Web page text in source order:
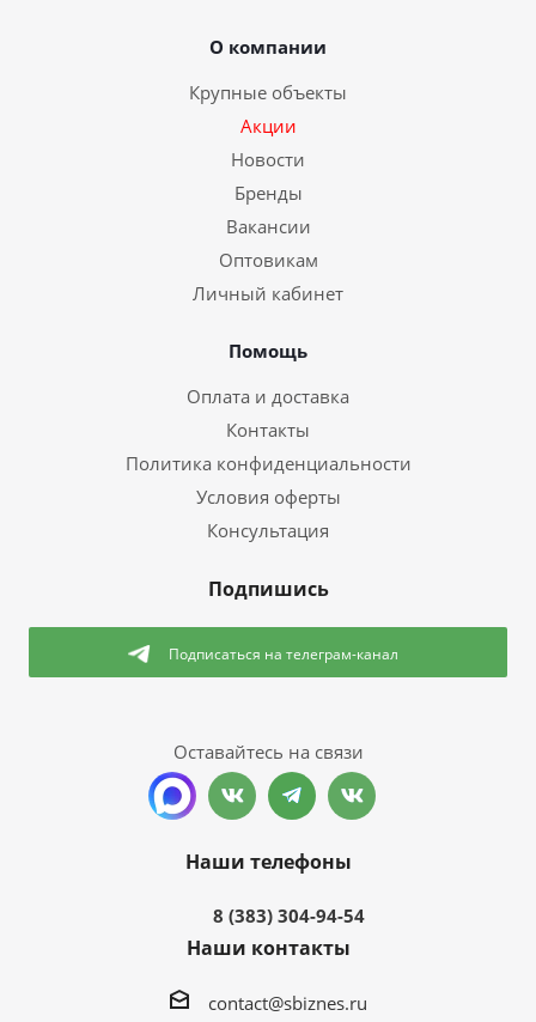
О компании
Крупные объекты
Акции
Новости
Бренды
Вакансии
Оптовикам
Личный кабинет
Помощь
Оплата и доставка
Контакты
Политика конфиденциальности
Условия оферты
Консультация
Подпишись
Подписаться на телеграм-канал
Оставайтесь на связи
Наши телефоны
8 (383) 304-94-54
Наши контакты
contact@sbiznes.ru